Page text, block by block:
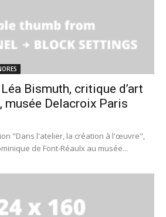
Bismuth, critique d’art
musée Delacroix Paris
"Dans l'atelier, la création à l'œuvre",
de Font-Réaulx au musée...